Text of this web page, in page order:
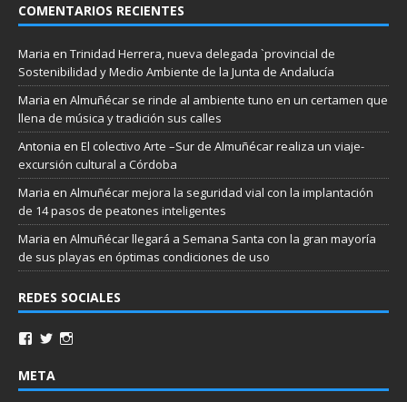
COMENTARIOS RECIENTES
Maria en Trinidad Herrera, nueva delegada `provincial de
Sostenibilidad y Medio Ambiente de la Junta de Andalucía
Maria en Almuñécar se rinde al ambiente tuno en un certamen que
llena de música y tradición sus calles
Antonia en El colectivo Arte –Sur de Almuñécar realiza un viaje-
excursión cultural a Córdoba
Maria en Almuñécar mejora la seguridad vial con la implantación
de 14 pasos de peatones inteligentes
Maria en Almuñécar llegará a Semana Santa con la gran mayoría
de sus playas en óptimas condiciones de uso
REDES SOCIALES
META